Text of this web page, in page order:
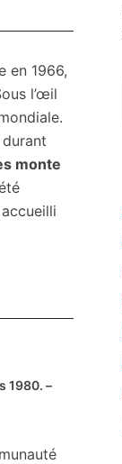
en 1966,
l’œil
monte
1980. –